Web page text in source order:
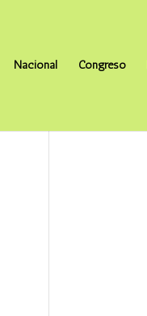
Nacional Congreso